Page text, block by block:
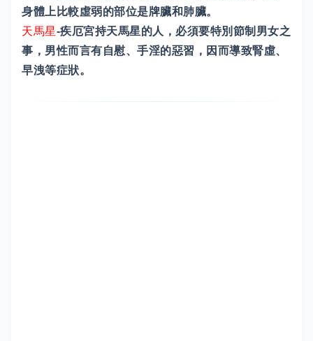
身體上比較虛弱的部位是牌臟和肺臟。
天馬星-疾厄宮持天馬星的人，必須要特別節制男女之
事，男性而言有自慰、手淫的惡習，因而導致腎虛、
早洩等症狀。